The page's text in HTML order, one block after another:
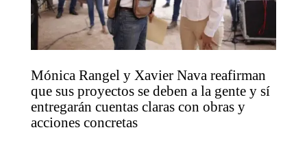
Mónica Rangel y Xavier Nava reafirman
que sus proyectos se deben a la gente y sí
entregarán cuentas claras con obras y
acciones concretas